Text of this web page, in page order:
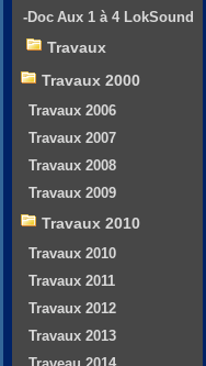
-Doc Aux 1 à 4 LokSound
Travaux
Travaux 2000
Travaux 2006
Travaux 2007
Travaux 2008
Travaux 2009
Travaux 2010
Travaux 2010
Travaux 2011
Travaux 2012
Travaux 2013